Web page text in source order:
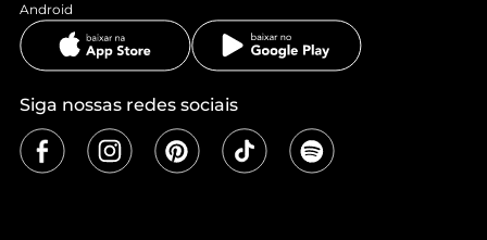
Android
Siga nossas redes sociais